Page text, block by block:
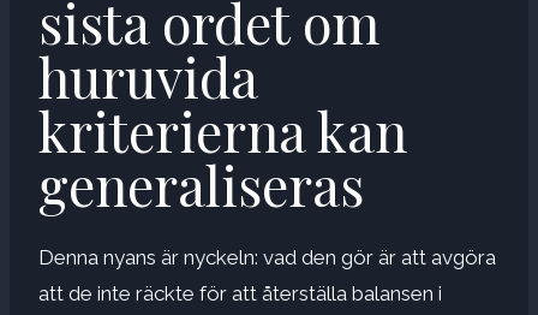
sista ordet om
huruvida
kriterierna kan
generaliseras
Denna nyans är nyckeln: vad den gör är att avgöra
att de inte räckte för att återställa balansen i